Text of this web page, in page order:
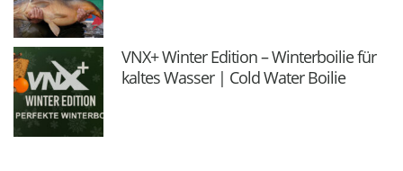
VNX+ Winter Edition – Winterboilie für
kaltes Wasser | Cold Water Boilie